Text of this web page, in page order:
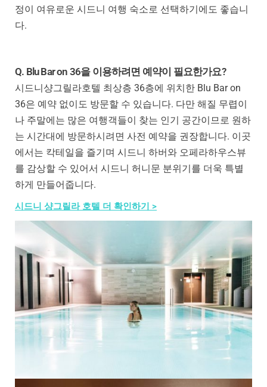
정이 여유로운 시드니 여행 숙소로 선택하기에도 좋습니
다.
Q. Blu Bar on 36을 이용하려면 예약이 필요한가요?
시드니샹그릴라호텔 최상층 36층에 위치한 Blu Bar on
36은 예약 없이도 방문할 수 있습니다. 다만 해질 무렵이
나 주말에는 많은 여행객들이 찾는 인기 공간이므로 원하
는 시간대에 방문하시려면 사전 예약을 권장합니다. 이곳
에서는 칵테일을 즐기며 시드니 하버와 오페라하우스뷰
를 감상할 수 있어서 시드니 허니문 분위기를 더욱 특별
하게 만들어줍니다.
시드니 샹그릴라 호텔 더 확인하기 >